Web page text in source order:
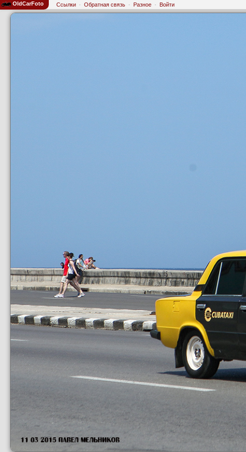
OldCarFoto Ссылки · Обратная связь · Разное · Войти